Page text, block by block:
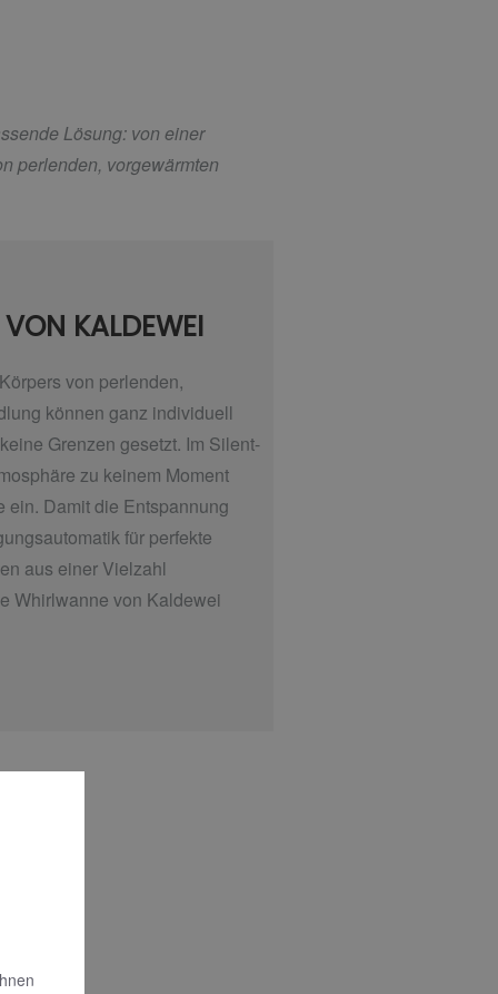
Lösung: von einer
perlenden, vorgewärmten
KALDEWEI
von perlenden,
können ganz individuell
Grenzen gesetzt. Im Silent-
zu keinem Moment
ein. Damit die Entspannung
für perfekte
aus einer Vielzahl
Whirlwanne von Kaldewei